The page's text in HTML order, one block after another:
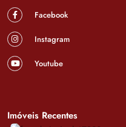
Facebook
Instagram
Youtube
Imóveis Recentes